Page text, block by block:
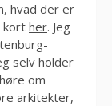
hvad der er
kort her. Jeg
selv holder
om
arkitekter,